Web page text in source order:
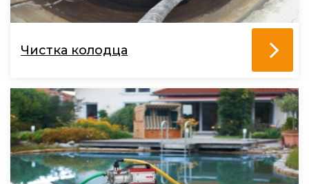
Чистка колодца